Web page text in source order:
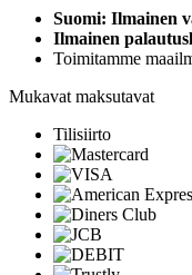
Suomi: Ilmainen
Ilmainen
Toimitamme
Mukavat maksutavat
Tilisiirto